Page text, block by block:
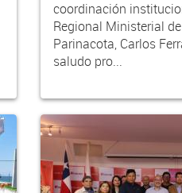
coordinación
Regional Ministerial
Parinacota, Carlos
saludo pro...